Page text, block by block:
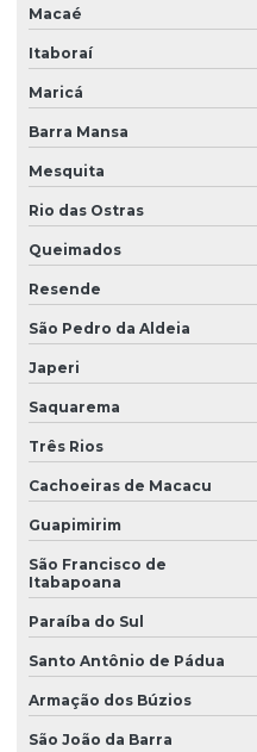
Macaé
Itaboraí
Maricá
Barra Mansa
Mesquita
Rio das Ostras
Queimados
Resende
São Pedro da Aldeia
Japeri
Saquarema
Três Rios
Cachoeiras de Macacu
Guapimirim
São Francisco de
Itabapoana
Paraíba do Sul
Santo Antônio de Pádua
Armação dos Búzios
São João da Barra